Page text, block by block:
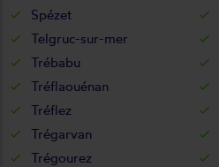
Spézet
Telgruc-sur-mer
Trébabu
Tréflaouénan
Tréflez
Trégarvan
Trégourez